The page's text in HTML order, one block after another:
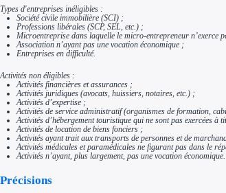
Ressources
FAQ
Blog
Nos guides
Nos partenaires
Contactez-nous
Types d'entreprises inéligibles :
Société civile immobilière (SCI) ;
Professions libérales (SCP, SEL, etc.) ;
Microentreprise dans laquelle le micro-entrepreneur n’exerce
Association n’ayant pas une vocation économique ;
Entreprises en difficulté.
Activités non éligibles :
Activités financières et assurances ;
Activités juridiques (avocats, huissiers, notaires, etc.) ;
Activités d’expertise ;
Activités de service administratif (organismes de formation,
Activités d’hébergement touristique qui ne sont pas exercées à
Activités de location de biens fonciers ;
Activités ayant trait aux transports de personnes et de
Activités médicales et paramédicales ne figurant pas dans le
Activités n’ayant, plus largement, pas une vocation économique.
Précisions